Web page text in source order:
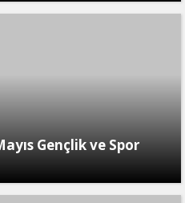
Gençlik ve Spor